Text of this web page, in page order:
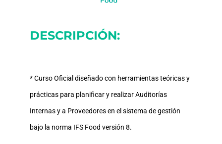
DESCRIPCIÓN:
* Curso Oficial diseñado con herramientas teóricas y
prácticas para planificar y realizar Auditorías
Internas y a Proveedores en el sistema de gestión
bajo la norma IFS Food versión 8.